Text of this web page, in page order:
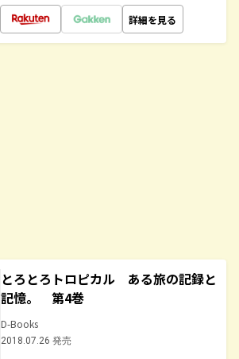
詳細を見る
とろとろトロピカル ある旅の記録と
記憶。 第4巻
D-Books
2018.07.26 発売